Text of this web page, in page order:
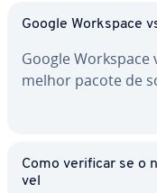
Google Workspace
Google Workspace
melhor pacote de
Como verificar se o
vel